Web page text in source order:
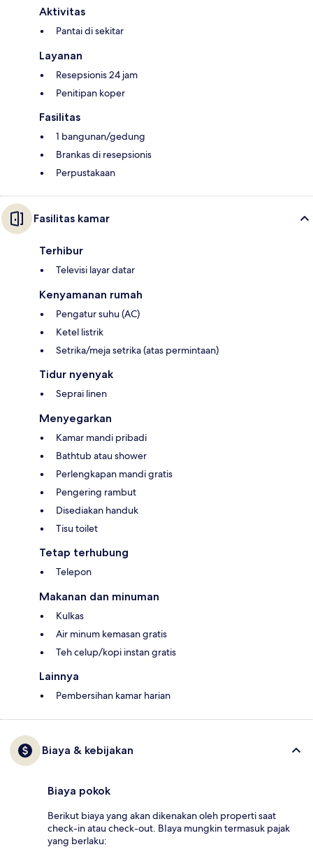
Aktivitas
Pantai di sekitar
Layanan
Resepsionis 24 jam
Penitipan koper
Fasilitas
1 bangunan/gedung
Brankas di resepsionis
Perpustakaan
Fasilitas kamar
Terhibur
Televisi layar datar
Kenyamanan rumah
Pengatur suhu (AC)
Ketel listrik
Setrika/meja setrika (atas permintaan)
Tidur nyenyak
Seprai linen
Menyegarkan
Kamar mandi pribadi
Bathtub atau shower
Perlengkapan mandi gratis
Pengering rambut
Disediakan handuk
Tisu toilet
Tetap terhubung
Telepon
Makanan dan minuman
Kulkas
Air minum kemasan gratis
Teh celup/kopi instan gratis
Lainnya
Pembersihan kamar harian
Biaya & kebijakan
Biaya pokok
Berikut biaya yang akan dikenakan oleh properti saat
check-in atau check-out. BIaya mungkin termasuk pajak
yang berlaku: